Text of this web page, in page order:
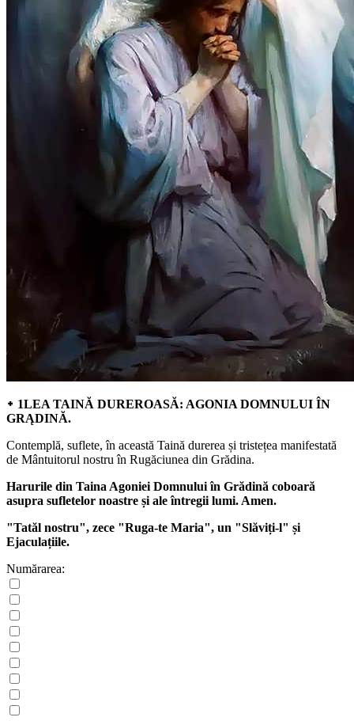
᛭ 1LEA TAINĂ DUREROASĂ: AGONIA DOMNULUI ÎN
GRĄDINĂ.
Contemplă, suflete, în această Taină durerea și tristețea manifestată
de Mântuitorul nostru în Rugăciunea din Grădina.
Harurile din Taina Agoniei Domnului în Grădină coboară
asupra sufletelor noastre și ale întregii lumi. Amen.
"Tatăl nostru", zece "Ruga-te Maria", un "Slăviți-l" și
Ejaculațiile.
Numărarea: